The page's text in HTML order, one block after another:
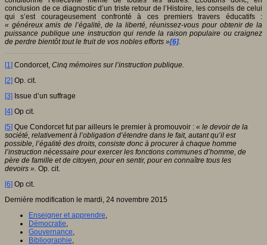
conclusion de ce diagnostic d’un triste retour de l’Histoire, les conseils de celui
qui s’est courageusement confronté à ces premiers travers éducatifs :
« généreux amis de l’égalité, de la liberté, réunissez-vous pour obtenir de la
puissance publique une instruction qui rende la raison populaire ou craignez
de perdre bientôt tout le fruit de vos nobles efforts »[6].
[1] Condorcet, Cinq mémoires sur l’instruction publique.
[2] Op. cit.
[3] Issue d’un suffrage
[4] Op cit.
[5] Que Condorcet fut par ailleurs le premier à promouvoir : « le devoir de la
société, relativement à l’obligation d’étendre dans le fait, autant qu’il est
possible, l’égalité des droits, consiste donc à procurer à chaque homme
l’instruction nécessaire pour exercer les fonctions communes d’homme, de
père de famille et de citoyen, pour en sentir, pour en connaître tous les
devoirs ». Op. cit.
[6] Op cit.
Dernière modification le mardi, 24 novembre 2015
Enseigner et apprendre,
Démocratie,
Gouvernance,
Bibliographie,